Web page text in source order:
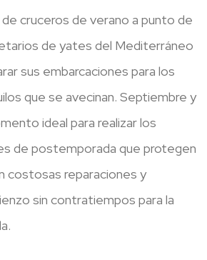
cruceros de verano a punto de
de yates del Mediterráneo
sus embarcaciones para los
que se avecinan. Septiembre y
ideal para realizar los
de postemporada que protegen
costosas reparaciones y
sin contratiempos para la